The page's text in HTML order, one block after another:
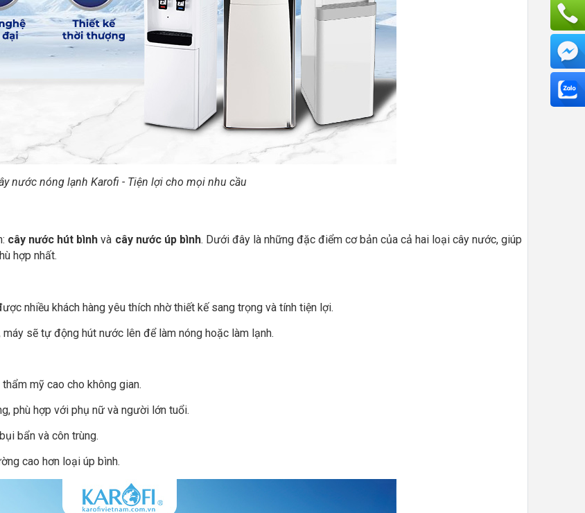
nước nóng lạnh Karofi - Tiện lợi cho mọi nhu cầu
cây nước hút bình và cây nước úp bình. Dưới đây là những đặc điểm cơ bản của cả hai loại cây nước, giúp
hợp nhất.
nhiều khách hàng yêu thích nhờ thiết kế sang trọng và tính tiện lợi.
sẽ tự động hút nước lên để làm nóng hoặc làm lạnh.
mỹ cao cho không gian.
phù hợp với phụ nữ và người lớn tuổi.
bẩn và côn trùng.
cao hơn loại úp bình.